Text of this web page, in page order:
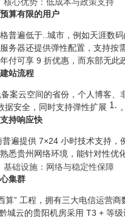
算有限的用户
普遍低于..城市，例如天涯数
务器还提供弹性配置，支持按
付可享 9 折优惠，而东部无此
站流程
案云空间的省份，个人博客
据安全，同时支持弹性扩展
15
持响应快
遍提供 7×24 小时技术支持，
悉贵州网络环境，能针对性优
基础设施：网络与稳定性保障
集群
算” 工程，拥有三大电信运营
城云的贵阳机房采用 T3 + 等